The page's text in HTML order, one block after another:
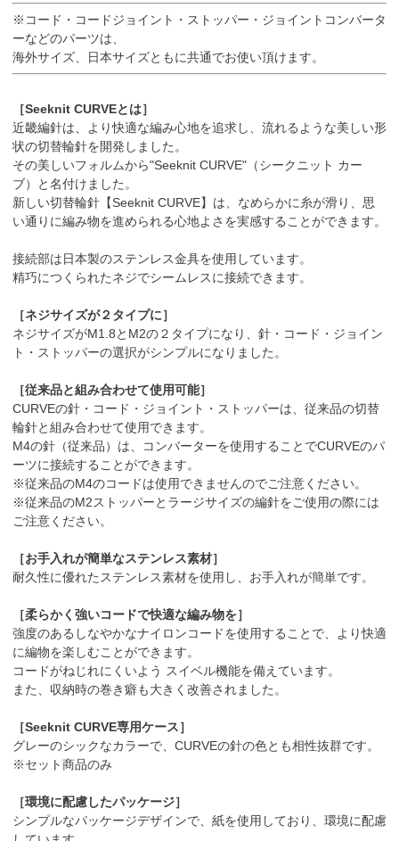
※コード・コードジョイント・ストッパー・ジョイントコンバータ
ーなどのパーツは、
海外サイズ、日本サイズともに共通でお使い頂けます。
［Seeknit CURVEとは］
近畿編針は、より快適な編み心地を追求し、流れるような美しい形
状の切替輪針を開発しました。
その美しいフォルムから"Seeknit CURVE"（シークニット カー
ブ）と名付けました。
新しい切替輪針【Seeknit CURVE】は、なめらかに糸が滑り、思
い通りに編み物を進められる心地よさを実感することができます。
接続部は日本製のステンレス金具を使用しています。
精巧につくられたネジでシームレスに接続できます。
［ネジサイズが２タイプに］
ネジサイズがM1.8とM2の２タイプになり、針・コード・ジョイン
ト・ストッパーの選択がシンプルになりました。
［従来品と組み合わせて使用可能］
CURVEの針・コード・ジョイント・ストッパーは、従来品の切替
輪針と組み合わせて使用できます。
M4の針（従来品）は、コンバーターを使用することでCURVEのパ
ーツに接続することができます。
※従来品のM4のコードは使用できませんのでご注意ください。
※従来品のM2ストッパーとラージサイズの編針をご使用の際には
ご注意ください。
［お手入れが簡単なステンレス素材］
耐久性に優れたステンレス素材を使用し、お手入れが簡単です。
［柔らかく強いコードで快適な編み物を］
強度のあるしなやかなナイロンコードを使用することで、より快適
に編物を楽しむことができます。
コードがねじれにくいよう スイベル機能を備えています。
また、収納時の巻き癖も大きく改善されました。
［Seeknit CURVE専用ケース］
グレーのシックなカラーで、CURVEの針の色とも相性抜群です。
※セット商品のみ
［環境に配慮したパッケージ］
シンプルなパッケージデザインで、紙を使用しており、環境に配慮